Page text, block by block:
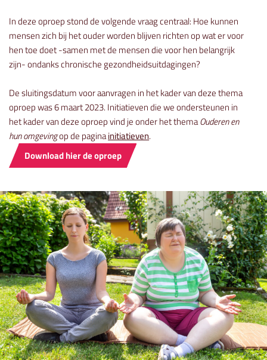
In deze oproep stond de volgende vraag centraal: Hoe kunnen
mensen zich bij het ouder worden blijven richten op wat er voor
hen toe doet -samen met de mensen die voor hen belangrijk
zijn- ondanks chronische gezondheidsuitdagingen?
De sluitingsdatum voor aanvragen in het kader van deze thema
oproep was 6 maart 2023. Initiatieven die we ondersteunen in
het kader van deze oproep vind je onder het themaOuderen en
hun omgevingop de paginainitiatieven.
Download hier de oproep